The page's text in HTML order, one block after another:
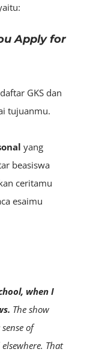
Apply for
GKS dan
tujuanmu.
yang
beasiswa
ceritamu
esaimu
when I
The show
of
That